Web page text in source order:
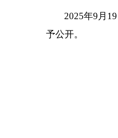
2025年9 月19
予公开。